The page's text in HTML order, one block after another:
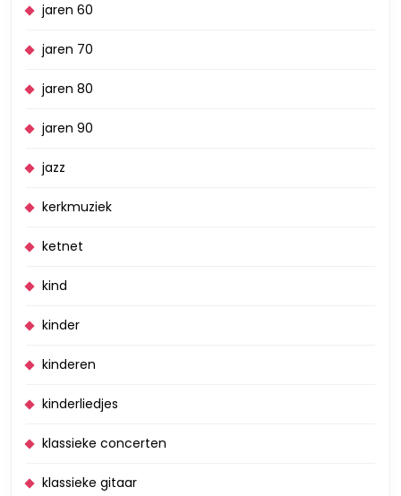
jaren 60
jaren 70
jaren 80
jaren 90
jazz
kerkmuziek
ketnet
kind
kinder
kinderen
kinderliedjes
klassieke concerten
klassieke gitaar